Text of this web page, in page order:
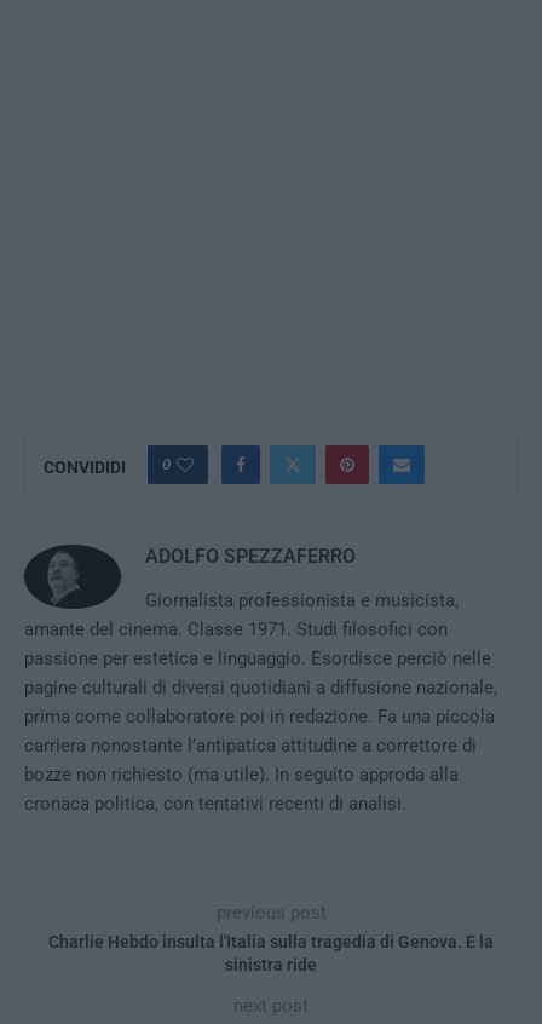
CONVIDIDI 0
ADOLFO SPEZZAFERRO
Giornalista professionista e musicista,
amante del cinema. Classe 1971. Studi filosofici con
passione per estetica e linguaggio. Esordisce perciò nelle
pagine culturali di diversi quotidiani a diffusione nazionale,
prima come collaboratore poi in redazione. Fa una piccola
carriera nonostante l’antipatica attitudine a correttore di
bozze non richiesto (ma utile). In seguito approda alla
cronaca politica, con tentativi recenti di analisi.
previous post
Charlie Hebdo insulta l'Italia sulla tragedia di Genova. E la
sinistra ride
next post